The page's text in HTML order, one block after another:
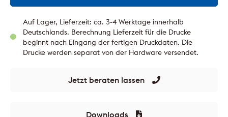
Auf Lager, Lieferzeit: ca. 3-4 Werktage innerhalb
Deutschlands. Berechnung Lieferzeit für die Drucke
beginnt nach Eingang der fertigen Druckdaten. Die
Drucke werden separat von der Hardware versendet.
Jetzt beraten lassen
Downloads